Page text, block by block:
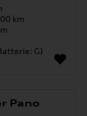
km
G)
Pano